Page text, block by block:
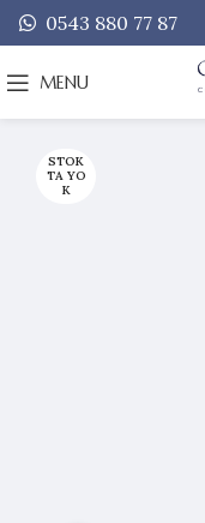
0543 880 77 87
MENU
STOK
TA YO
K